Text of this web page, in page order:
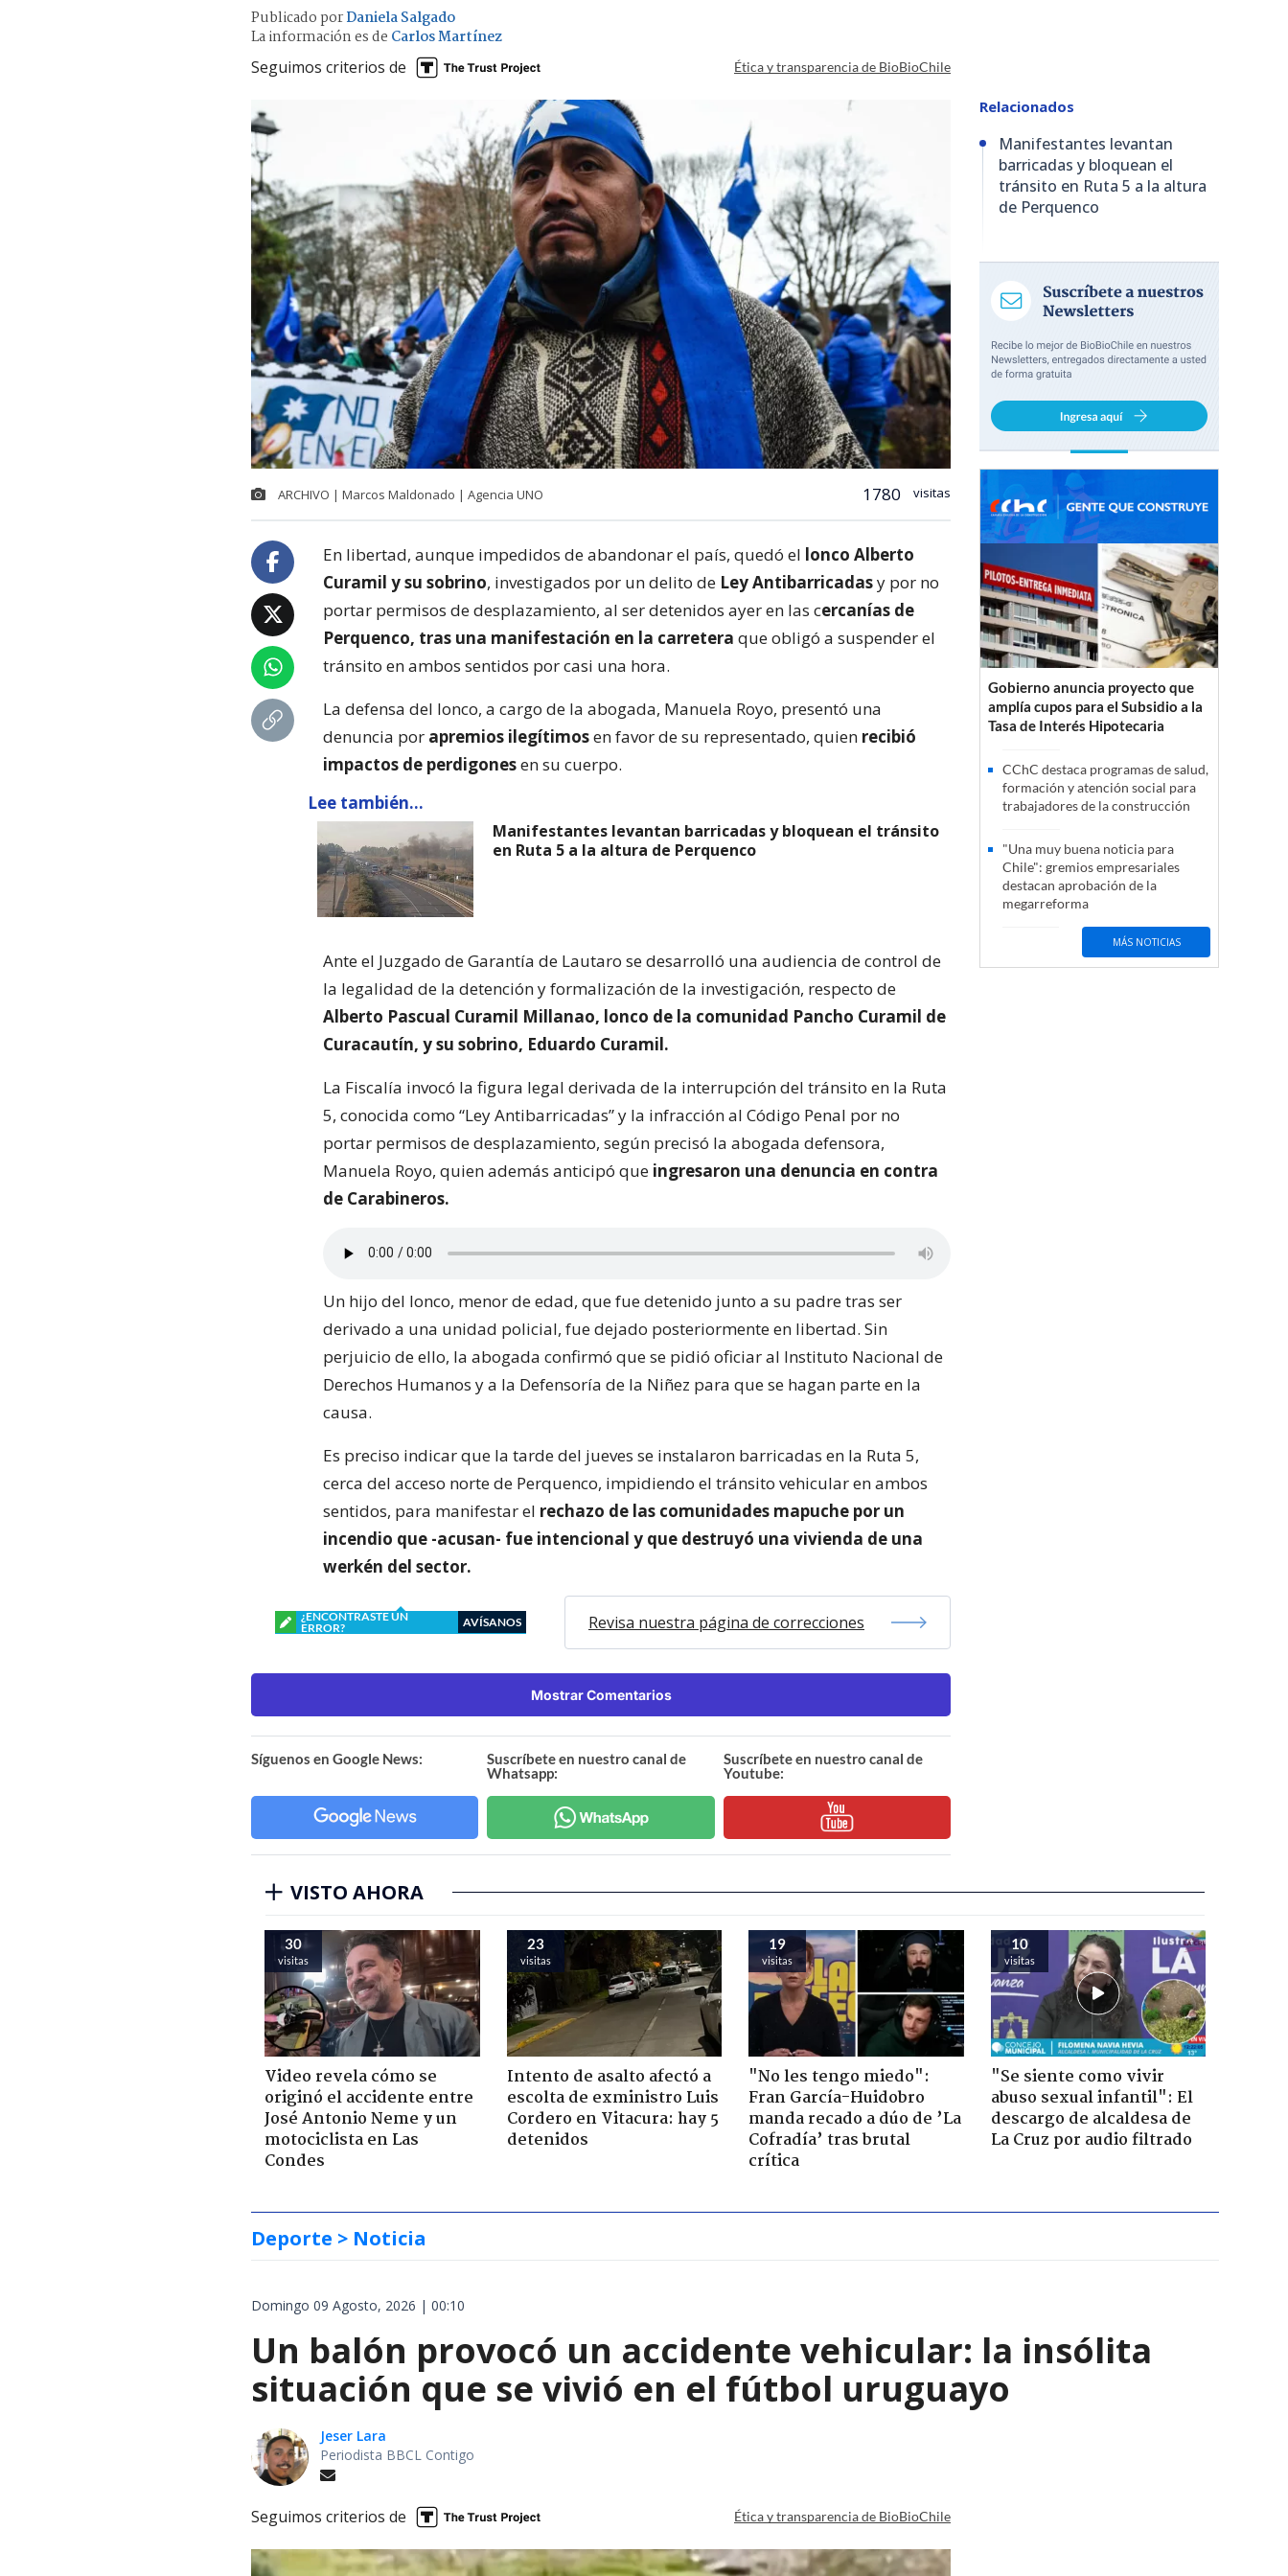
Publicado porDaniela Salgado
La información es de Carlos Martínez
Seguimos criterios de Ética y transparencia de BioBioChile
ARCHIVO | Marcos Maldonado | Agencia UNO 1780 visitas
En libertad, aunque impedidos de abandonar el país, quedó el lonco Alberto
Curamil y su sobrino, investigados por un delito de Ley Antibarricadasy por no
portar permisos de desplazamiento, al ser detenidos ayer en las cercanías de
Perquenco, tras una manifestación en la carretera que obligó a suspender el
tránsito en ambos sentidos por casi una hora.
La defensa del lonco, a cargo de la abogada, Manuela Royo, presentó una
denuncia por apremios ilegítimosen favor de su representado, quien recibió
impactos de perdigonesen su cuerpo.
Lee también...
Manifestantes levantan barricadas y bloquean el tránsito
en Ruta 5 a la altura de Perquenco
Ante el Juzgado de Garantía de Lautaro se desarrolló una audiencia de control de
la legalidad de la detención y formalización de la investigación, respecto de
Alberto Pascual Curamil Millanao, lonco de la comunidad Pancho Curamil de
Curacautín, y su sobrino, Eduardo Curamil.
La Fiscalía invocó la figura legal derivada de la interrupción del tránsito en la Ruta
5, conocida como “Ley Antibarricadas” y la infracción al Código Penal por no
portar permisos de desplazamiento, según precisó la abogada defensora,
Manuela Royo, quien además anticipó que ingresaron una denuncia en contra
de Carabineros.
Un hijo del lonco, menor de edad, que fue detenido junto a su padre tras ser
derivado a una unidad policial, fue dejado posteriormente en libertad. Sin
perjuicio de ello, la abogada confirmó que se pidió oficiar al Instituto Nacional de
Derechos Humanos y a la Defensoría de la Niñez para que se hagan parte en la
causa.
Es preciso indicar que la tarde del jueves se instalaron barricadas en la Ruta 5,
cerca del acceso norte de Perquenco, impidiendo el tránsito vehicular en ambos
sentidos, para manifestar el rechazo de las comunidades mapuche por un
incendio que -acusan- fue intencional y que destruyó una vivienda de una
werkén del sector.
¿ENCONTRASTE UN
ERROR?
AVÍSANOS Revisa nuestra página de correcciones
Mostrar Comentarios
Síguenos en Google News:
Suscríbete en nuestro canal de
Whatsapp:
Suscríbete en nuestro canal de
Youtube:
Relacionados
Manifestantes levantan
barricadas y bloquean el
tránsito en Ruta 5 a la altura
de Perquenco
Gobierno anuncia proyecto que
amplía cupos para el Subsidio a la
Tasa de Interés Hipotecaria
CChC destaca programas de salud,
formación y atención social para
trabajadores de la construcción
"Una muy buena noticia para
Chile": gremios empresariales
destacan aprobación de la
megarreforma
MÁS NOTICIAS
VISTO AHORA
30
visitas
Video revela cómo se
originó el accidente entre
José Antonio Neme y un
motociclista en Las
Condes
23
visitas
Intento de asalto afectó a
escolta de exministro Luis
Cordero en Vitacura: hay 5
detenidos
19
visitas
"No les tengo miedo":
Fran García-Huidobro
manda recado a dúo de ’La
Cofradía’ tras brutal
crítica
10
visitas
"Se siente como vivir
abuso sexual infantil": El
descargo de alcaldesa de
La Cruz por audio filtrado
Deporte > Noticia
Domingo 09 Agosto, 2026 | 00:10
Un balón provocó un accidente vehicular: la insólita
situación que se vivió en el fútbol uruguayo
Jeser Lara
Periodista BBCL Contigo
Seguimos criterios de Ética y transparencia de BioBioChile